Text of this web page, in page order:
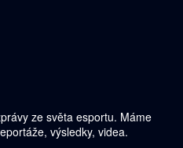
ze světa esportu. Máme
výsledky, videa.